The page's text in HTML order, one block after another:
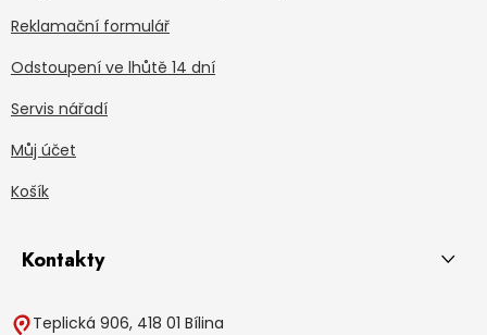
Reklamační formulář
Odstoupení ve lhůtě 14 dní
Servis nářadí
Můj účet
Košík
Kontakty
Teplická 906, 418 01 Bílina